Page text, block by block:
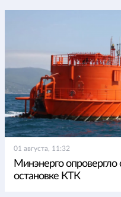
01 августа, 11:32
Минэнерго
остановке КТК